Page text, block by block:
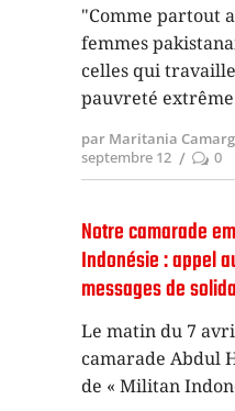
"Comme partout
femmes
celles qui
pauvreté
par Maritania
septembre 12
0
Notre camarade
Indonésie : appel
messages de
Le matin du 7
camarade Abdul
de « Militan